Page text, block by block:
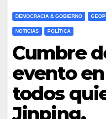
DEMOCRACIA & GOBIERNO
NOTICIAS POLÍTICA
Cumbre
evento
todos
Jinping.